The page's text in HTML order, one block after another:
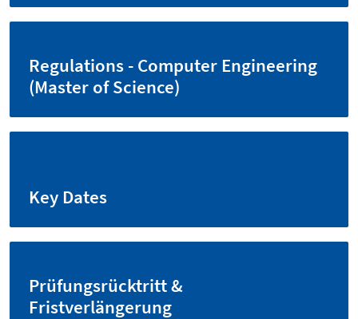
Regulations - Computer Engineering
(Master of Science)
Key Dates
Prüfungsrücktritt &
Fristverlängerung